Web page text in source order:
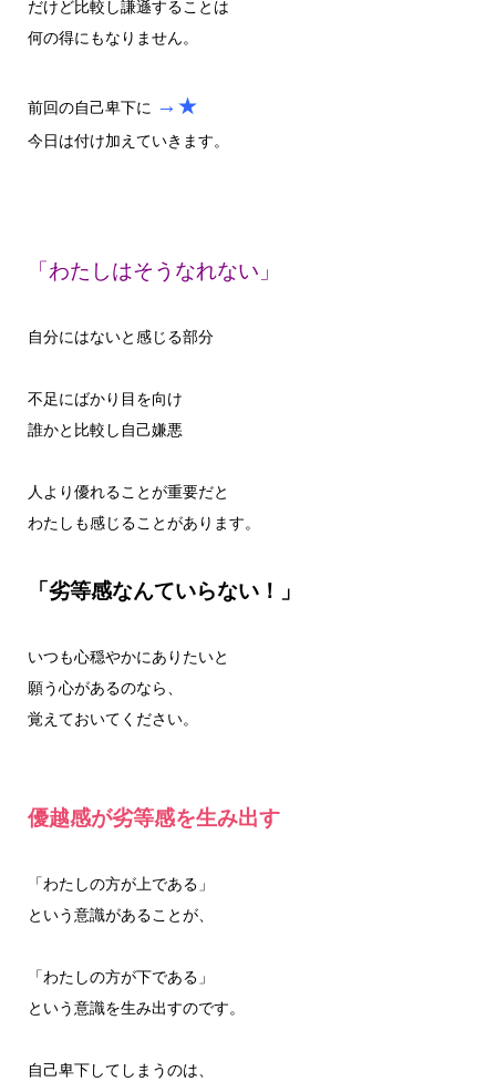
だけど比較し謙遜することは
何の得にもなりません。
前回の自己卑下に →★
今日は付け加えていきます。
「わたしはそうなれない」
自分にはないと感じる部分
不足にばかり目を向け
誰かと比較し自己嫌悪
人より優れることが重要だと
わたしも感じることがあります。
「劣等感なんていらない！」
いつも心穏やかにありたいと
願う心があるのなら、
覚えておいてください。
優越感が劣等感を生み出す
「わたしの方が上である」
という意識があることが、
「わたしの方が下である」
という意識を生み出すのです。
自己卑下してしまうのは、